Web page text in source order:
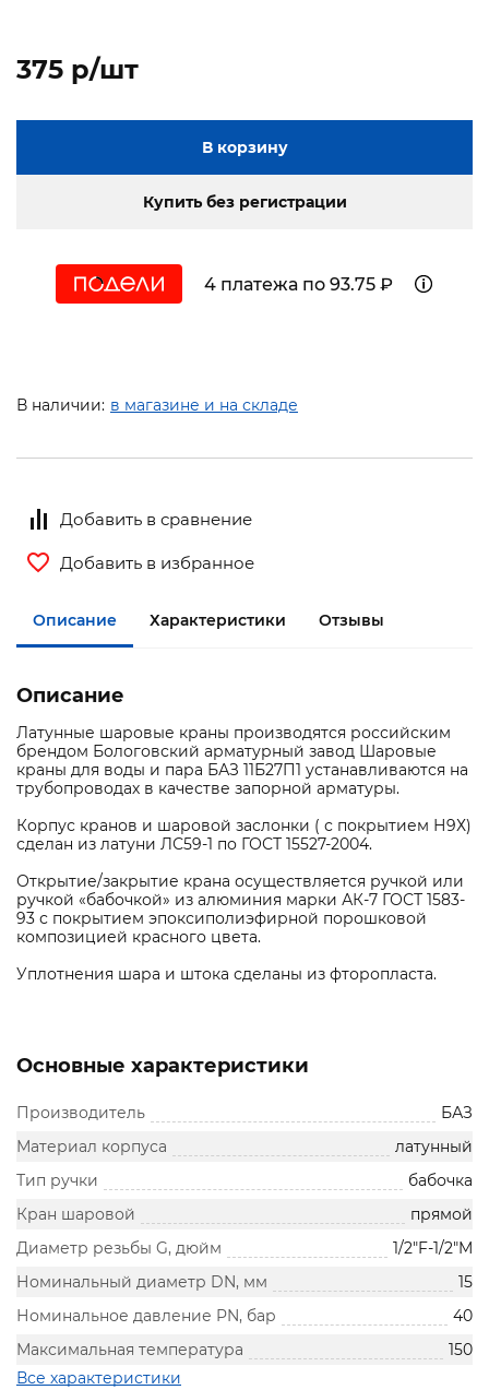
375 p/шт
В корзину
Купить без регистрации
4 платежа по 93.75 ₽
В наличии: в магазине и на складе
Добавить в сравнение
Добавить в избранное
Описание Характеристики Отзывы
Описание
Латунные шаровые краны производятся российским
брендом Бологовский арматурный завод Шаровые
краны для воды и пара БАЗ 11Б27П1 устанавливаются на
трубопроводах в качестве запорной арматуры.
Корпус кранов и шаровой заслонки ( с покрытием Н9Х)
сделан из латуни ЛС59-1 по ГОСТ 15527-2004.
Открытие/закрытие крана осуществляется ручкой или
ручкой «бабочкой» из алюминия марки АК-7 ГОСТ 1583-
93 с покрытием эпоксиполиэфирной порошковой
композицией красного цвета.
Уплотнения шара и штока сделаны из фторопласта.
Основные характеристики
Производитель
БАЗ
Материал корпуса
латунный
Тип ручки
бабочка
Кран шаровой
прямой
Диаметр резьбы G, дюйм
1/2"F-1/2"M
Номинальный диаметр DN, мм
15
Номинальное давление PN, бар
40
Максимальная температура
150
Все характеристики